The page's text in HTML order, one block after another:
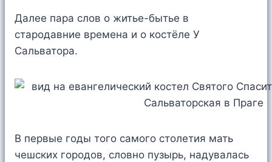
Далее пара слов о житье-бытье в
стародавние времена и о костёле У
Сальватора.
В первые годы того самого столетия мать
чешских городов, словно пузырь, надувалась